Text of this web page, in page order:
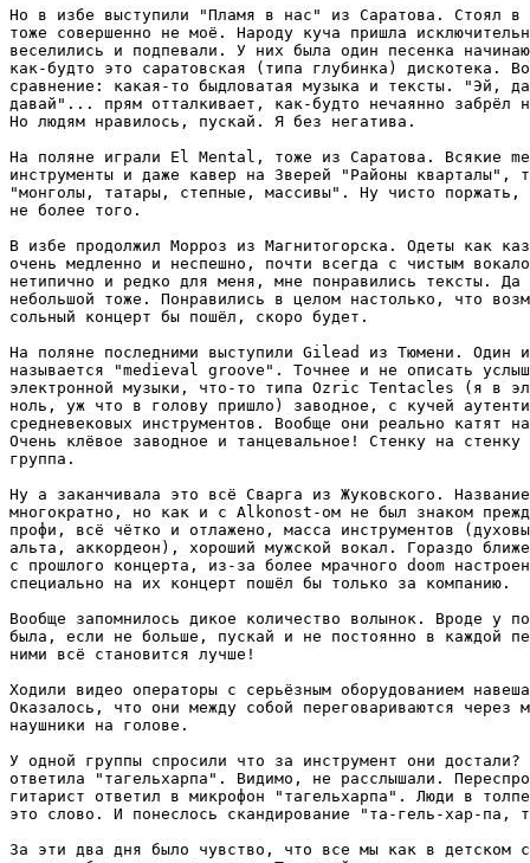
Но в избе выступили "Пламя в нас" из Саратова. Стоял в
тоже совершенно не моё. Народу куча пришла
веселились и подпевали. У них была один песенка
как-будто это саратовская (типа глубинка) дискотека.
сравнение: какая-то быдловатая музыка и тексты. "Эй,
давай"... прям отталкивает, как-будто нечаянно забрёл
Но людям нравилось, пускай. Я без негатива.
На поляне играли El Mental, тоже из Саратова. Всякие
инструменты и даже кавер на Зверей "Районы кварталы",
"монголы, татары, степные, массивы". Ну чисто поржать,
не более того.
В избе продолжил Морроз из Магнитогорска. Одеты как
очень медленно и неспешно, почти всегда с чистым
нетипично и редко для меня, мне понравились тексты. Да
небольшой тоже. Понравились в целом настолько, что
сольный концерт бы пошёл, скоро будет.
На поляне последними выступили Gilead из Тюмени. Один
называется "medieval groove". Точнее и не описать
электронной музыки, что-то типа Ozric Tentacles (я в
ноль, уж что в голову пришло) заводное, с кучей
средневековых инструментов. Вообще они реально катят
Очень клёвое заводное и танцевальное! Стенку на стенку
группа.
Ну а заканчивала это всё Сварга из Жуковского.
многократно, но как и с Alkonost-ом не был знаком
профи, всё чётко и отлажено, масса инструментов
альта, аккордеон), хороший мужской вокал. Гораздо
с прошлого концерта, из-за более мрачного doom
специально на их концерт пошёл бы только за компанию.
Вообще запомнилось дикое количество волынок. Вроде у
была, если не больше, пускай и не постоянно в каждой
ними всё становится лучше!
Ходили видео операторы с серьёзным оборудованием
Оказалось, что они между собой переговариваются через
наушники на голове.
У одной группы спросили что за инструмент они достали?
ответила "тагельхарпа". Видимо, не расслышали.
гитарист ответил в микрофон "тагельхарпа". Люди в
это слово. И понеслось скандирование "та-гель-хар-
За эти два дня было чувство, что все мы как в детском